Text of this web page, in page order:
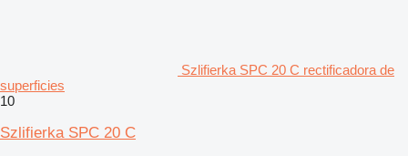
Szlifierka SPC 20 C rectificadora de
superficies
10
Szlifierka SPC 20 C